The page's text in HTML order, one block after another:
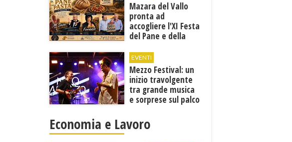
Mazara del Vallo
pronta ad
accogliere l'XI Festa
del Pane e della
EVENTI
Mezzo Festival: un
inizio travolgente
tra grande musica
e sorprese sul palco
Economia e Lavoro